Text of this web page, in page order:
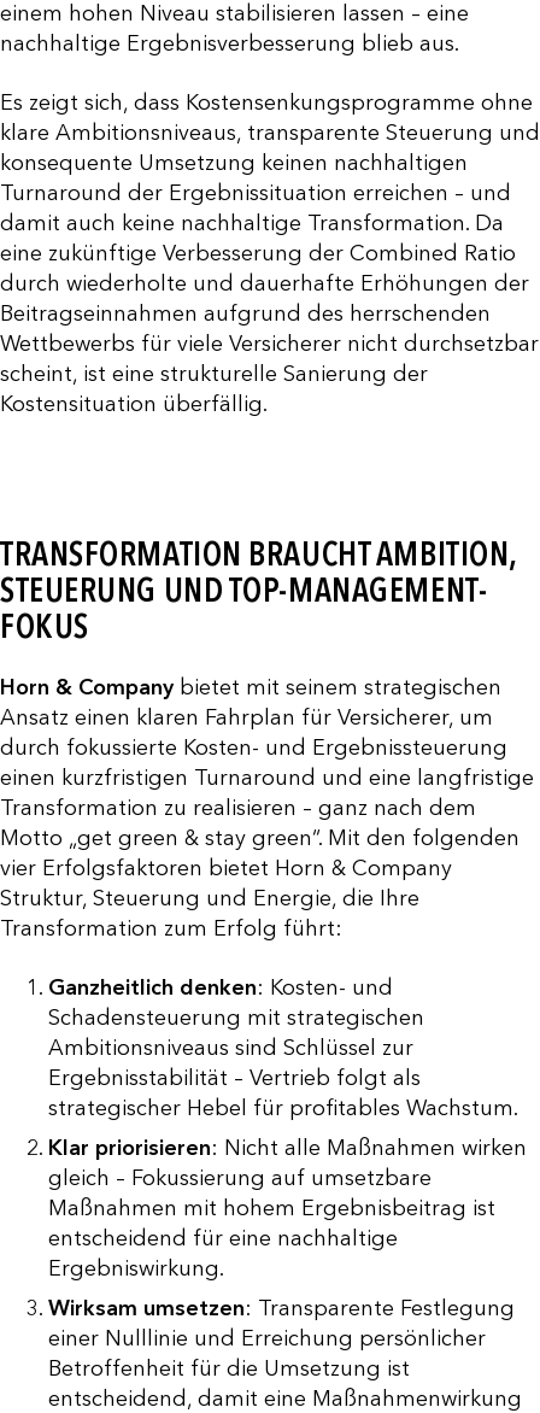
einem hohen Niveau stabilisieren lassen – eine
nachhaltige Ergebnisverbesserung blieb aus.
Es zeigt sich, dass Kostensenkungsprogramme ohne
klare Ambitionsniveaus, transparente Steuerung und
konsequente Umsetzung keinen nachhaltigen
Turnaround der Ergebnissituation erreichen – und
damit auch keine nachhaltige Transformation. Da
eine zukünftige Verbesserung der Combined Ratio
durch wiederholte und dauerhafte Erhöhungen der
Beitragseinnahmen aufgrund des herrschenden
Wettbewerbs für viele Versicherer nicht durchsetzbar
scheint, ist eine strukturelle Sanierung der
Kostensituation überfällig.
TRANSFORMATION BRAUCHT AMBITION,
STEUERUNG UND TOP-MANAGEMENT-
FOKUS
Horn & Company bietet mit seinem strategischen
Ansatz einen klaren Fahrplan für Versicherer, um
durch fokussierte Kosten- und Ergebnissteuerung
einen kurzfristigen Turnaround und eine langfristige
Transformation zu realisieren – ganz nach dem
Motto „get green & stay green“. Mit den folgenden
vier Erfolgsfaktoren bietet Horn & Company
Struktur, Steuerung und Energie, die Ihre
Transformation zum Erfolg führt:
Ganzheitlich denken: Kosten- und
Schadensteuerung mit strategischen
Ambitionsniveaus sind Schlüssel zur
Ergebnisstabilität – Vertrieb folgt als
strategischer Hebel für profitables Wachstum.
Klar priorisieren: Nicht alle Maßnahmen wirken
gleich – Fokussierung auf umsetzbare
Maßnahmen mit hohem Ergebnisbeitrag ist
entscheidend für eine nachhaltige
Ergebniswirkung.
Wirksam umsetzen: Transparente Festlegung
einer Nulllinie und Erreichung persönlicher
Betroffenheit für die Umsetzung ist
entscheidend, damit eine Maßnahmenwirkung